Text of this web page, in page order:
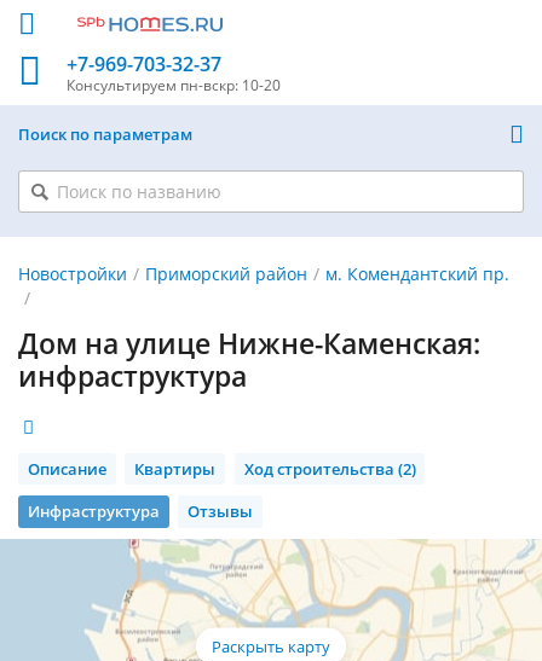
+7-969-703-32-37
Консультируем пн-вскр: 10-20
Поиск по параметрам
Новостройки Приморский район м. Комендантский пр.
Дом на улице Нижне-Каменская:
инфраструктура
Описание Квартиры
Ход строительства (2)
Инфраструктура
Отзывы